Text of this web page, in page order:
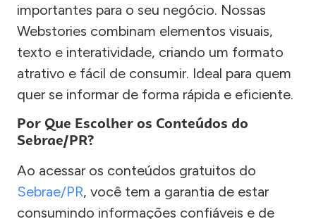
importantes para o seu negócio. Nossas
Webstories combinam elementos visuais,
texto e interatividade, criando um formato
atrativo e fácil de consumir. Ideal para quem
quer se informar de forma rápida e eficiente.
Por Que Escolher os Conteúdos do
Sebrae/PR?
Ao acessar os conteúdos gratuitos do
Sebrae/PR, você tem a garantia de estar
consumindo informações confiáveis e de